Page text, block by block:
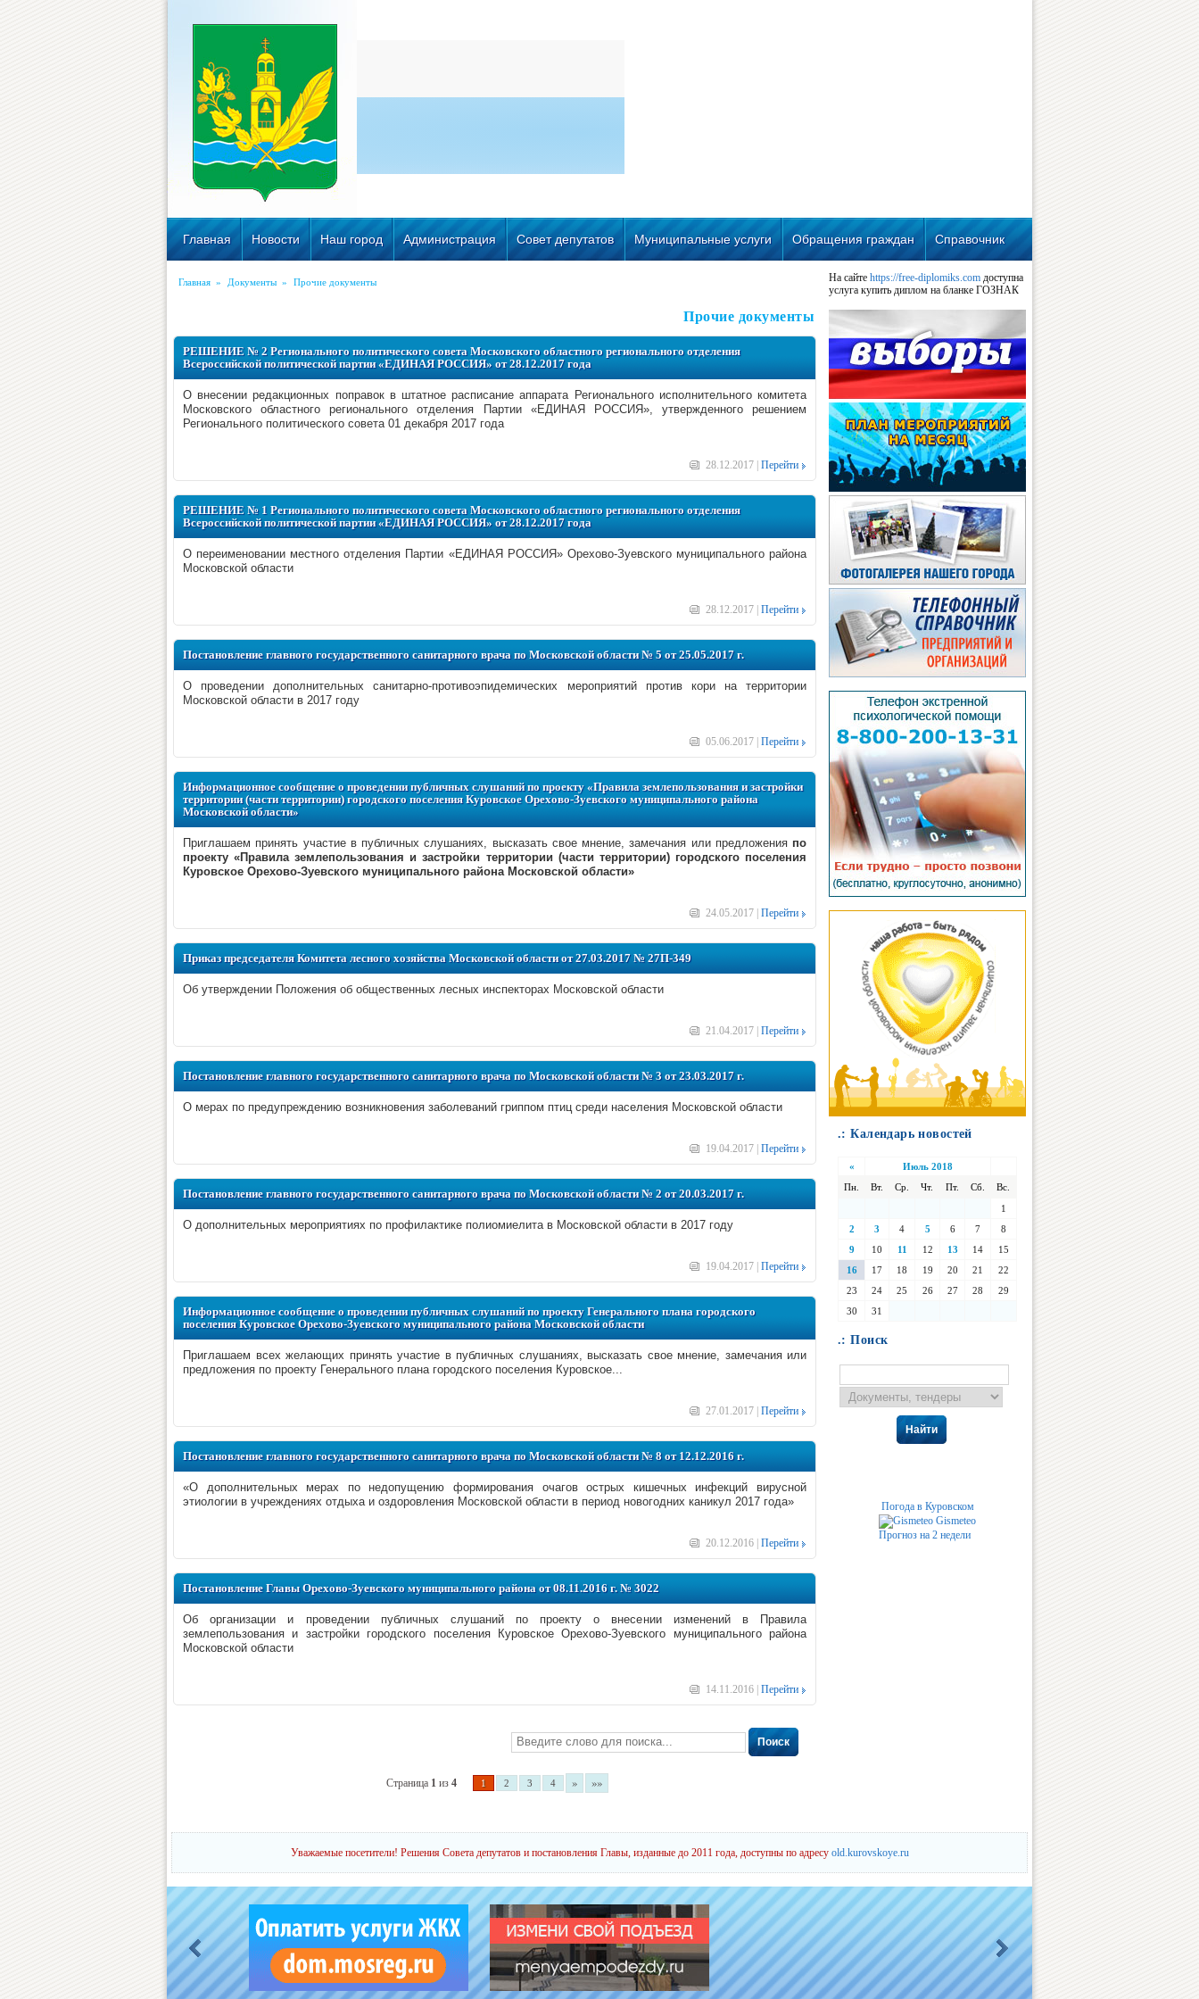
Главная Новости Наш город Администрация Совет депутатов Муниципальные услуги Обращения граждан Справочник
Главная » Документы » Прочие документы
Прочие документы
РЕШЕНИЕ № 2 Регионального политического совета Московского областного регионального отделения
Всероссийской политической партии «ЕДИНАЯ РОССИЯ» от 28.12.2017 года
О внесении редакционных поправок в штатное расписание аппарата Регионального исполнительного комитета
Московского областного регионального отделения Партии «ЕДИНАЯ РОССИЯ», утвержденного решением
Регионального политического совета 01 декабря 2017 года
28.12.2017 | Перейти
РЕШЕНИЕ № 1 Регионального политического совета Московского областного регионального отделения
Всероссийской политической партии «ЕДИНАЯ РОССИЯ» от 28.12.2017 года
О переименовании местного отделения Партии «ЕДИНАЯ РОССИЯ» Орехово-Зуевского муниципального района
Московской области
28.12.2017 | Перейти
Постановление главного государственного санитарного врача по Московской области № 5 от 25.05.2017 г.
О проведении дополнительных санитарно-противоэпидемических мероприятий против кори на территории
Московской области в 2017 году
05.06.2017 | Перейти
Информационное сообщение о проведении публичных слушаний по проекту «Правила землепользования и застройки
территории (части территории) городского поселения Куровское Орехово-Зуевского муниципального района
Московской области»
Приглашаем принять участие в публичных слушаниях, высказать свое мнение, замечания или предложения по
проекту «Правила землепользования и застройки территории (части территории) городского поселения
Куровское Орехово-Зуевского муниципального района Московской области»
24.05.2017 | Перейти
Приказ председателя Комитета лесного хозяйства Московской области от 27.03.2017 № 27П-349
Об утверждении Положения об общественных лесных инспекторах Московской области
21.04.2017 | Перейти
Постановление главного государственного санитарного врача по Московской области № 3 от 23.03.2017 г.
О мерах по предупреждению возникновения заболеваний гриппом птиц среди населения Московской области
19.04.2017 | Перейти
Постановление главного государственного санитарного врача по Московской области № 2 от 20.03.2017 г.
О дополнительных мероприятиях по профилактике полиомиелита в Московской области в 2017 году
19.04.2017 | Перейти
Информационное сообщение о проведении публичных слушаний по проекту Генерального плана городского
поселения Куровское Орехово-Зуевского муниципального района Московской области
Приглашаем всех желающих принять участие в публичных слушаниях, высказать свое мнение, замечания или
предложения по проекту Генерального плана городского поселения Куровское...
27.01.2017 | Перейти
Постановление главного государственного санитарного врача по Московской области № 8 от 12.12.2016 г.
«О дополнительных мерах по недопущению формирования очагов острых кишечных инфекций вирусной
этиологии в учреждениях отдыха и оздоровления Московской области в период новогодних каникул 2017 года»
20.12.2016 | Перейти
Постановление Главы Орехово-Зуевского муниципального района от 08.11.2016 г. № 3022
Об организации и проведении публичных слушаний по проекту о внесении изменений в Правила
землепользования и застройки городского поселения Куровское Орехово-Зуевского муниципального района
Московской области
14.11.2016 | Перейти
Поиск
Страница 1 из4 1 2 3 4 » »»
На сайте https://free-diplomiks.com доступна
услуга купить диплом на бланке ГОЗНАК
.: Календарь новостей
«
Июль 2018
Пн.
Вт. Ср. Чт. Пт. Сб.
Вс.
1
2
3 4 5 6 7
8
9
10 11 12 13 14
15
16
17 18 19 20 21
22
23
24 25 26 27 28
29
30
31
.: Поиск
Найти
Погода в Куровском
Gismeteo
Прогноз на 2 недели
Уважаемые посетители! Решения Совета депутатов и постановления Главы, изданные до 2011 года, доступны по адресу old.kurovskoye.ru